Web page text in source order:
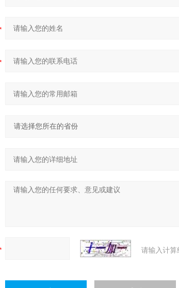
请输入计算